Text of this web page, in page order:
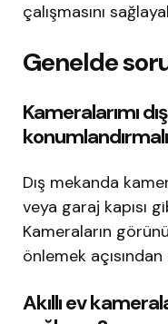
çalışmasını
Genelde
Kameralarımı
Dış mekanda
veya garaj kapısı
Kameraların
önlemek
Akıllı ev